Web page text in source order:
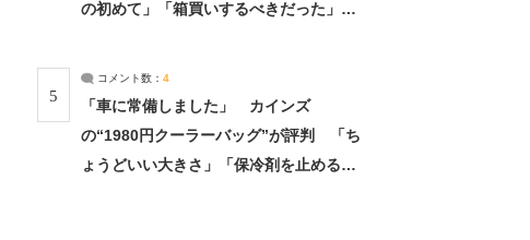
の初めて」「箱買いするべきだった」
5
コメント数： 4
「車に常備しました」 カインズ
の“1980円クーラーバッグ”が評判 「ち
ょうどいい大きさ」「保冷剤を止めるベ